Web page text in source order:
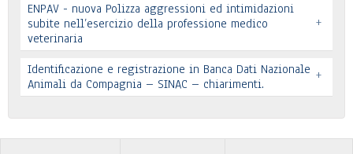
Leggi tutto
Leggi tutto
ENPAV - nuova Polizza aggressioni ed intimidazioni
subite nell’esercizio della professione medico
veterinaria
+
In allegato si pubblica lettera pervenuta
Identificazione e registrazione in Banca Dati Nazionale
Animali da Compagnia – SINAC – chiarimenti.
+